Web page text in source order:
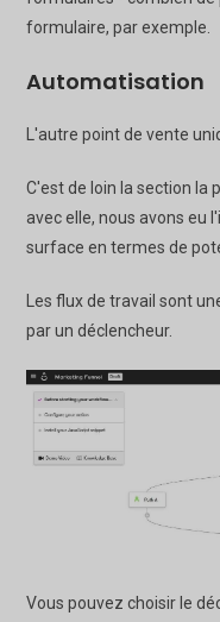
formulaire, par exemple.
Automatisation
L'autre point de vente
C'est de loin la section la
avec elle, nous avons eu
surface en termes de
Les flux de travail sont
par un déclencheur.
Vous pouvez choisir le